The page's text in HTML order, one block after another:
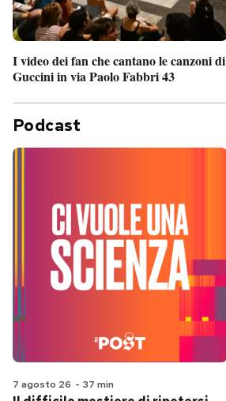
I video dei fan che cantano le canzoni di
Guccini in via Paolo Fabbri 43
Podcast
7 agosto 26 - 37 min